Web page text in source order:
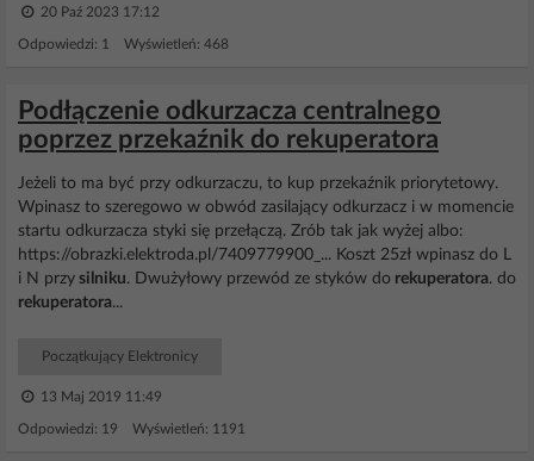
20 Paź 2023 17:12
Odpowiedzi: 1 Wyświetleń: 468
Podłączenie odkurzacza centralnego
poprzez przekaźnik do rekuperatora
Jeżeli to ma być przy odkurzaczu, to kup przekaźnik priorytetowy.
Wpinasz to szeregowo w obwód zasilający odkurzacz i w momencie
startu odkurzacza styki się przełączą. Zrób tak jak wyżej albo:
https://obrazki.elektroda.pl/7409779900_... Koszt 25zł wpinasz do L
i N przy silniku. Dwużyłowy przewód ze styków do rekuperatora. do
rekuperatora...
Początkujący Elektronicy
13 Maj 2019 11:49
Odpowiedzi: 19 Wyświetleń: 1191